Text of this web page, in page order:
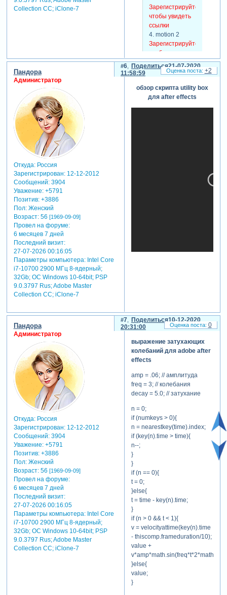
не писать
выражения
использование
скриптов для
продвинутой
11. обзор
extendscript
скрипты как
расширение
книгасоздание выражений
в adobe after effects
автор: alexander lavrov
формат: pdf
качество: ebook
(изначально компьютерное)
количество страниц: 49
описание: для тех, кто
начинает работать в
программе after effects от
adobe. использование
выражений часто упрощает
работу пользователя adobe
after effects и значительно
сокращают время,
затрачиваемое на создание
сложных взаимодействий
между слоями, эффектами
посредством создание
связи между их свойствами
скрытый
текст:
для просмотра
Collection СС; iClone-7
Зарегистрируйтесь,
чтобы увидеть
ссылки
4. motion 2
Зарегистрируйтесь,
чтобы увидеть
ссылки
5. pt_shiftlayers
чтобы увидеть
ссылки
6. rift
Поделиться
6
21-07-2020
11:58:59
Пандора
Администратор
Откуда:Россия
Зарегистрирован: 12-12-2012
Сообщений:3904
Уважение: +5791
Позитив: +3886
Пол:Женский
Возраст:56 [1969-09-09]
Провел на форуме:
6 месяцев 7 дней
Последний визит:
27-07-2026 00:16:05
Параметры компьютера:Intel Core
i7-10700 2900 МГц 8-ядерный;
32Gb; ОС Windows 10-64bit; PSP
9.0.3797 Rus; Adobe Master
Collection СС; iClone-7
обзор скрипта utility box
для after effects
+2
Поделиться
7
10-12-2020
20:31:00
Пандора
Администратор
Откуда:Россия
Зарегистрирован: 12-12-2012
Сообщений:3904
Уважение: +5791
Позитив: +3886
Пол:Женский
Возраст:56 [1969-09-09]
Провел на форуме:
6 месяцев 7 дней
Последний визит:
27-07-2026 00:16:05
Параметры компьютера:Intel Core
i7-10700 2900 МГц 8-ядерный;
32Gb; ОС Windows 10-64bit; PSP
9.0.3797 Rus; Adobe Master
Collection СС; iClone-7
выражение затухающих
колебаний для adobe after
effects
amp = .06; // амплитуда
freq = 3; // колебания
decay = 5.0; // затухание
n = 0;
if (numkeys > 0){
n = nearestkey(time).index;
if (key(n).time > time){
n--;
}
}
if (n == 0){
t = 0;
}else{
t = time - key(n).time;
}
if (n > 0 && t < 1){
v = velocityattime(key(n).time
- thiscomp.frameduration/10);
value +
v*amp*math.sin(freq*t*2*math.pi)/
}else{
value;
}
0